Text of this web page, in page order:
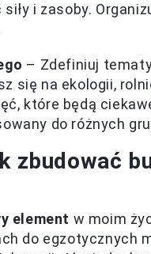
i zasoby.
– Zdefiniuj
się na ekologii,
które będą
do różnych
zbudować
element w moim
do egzotycznych